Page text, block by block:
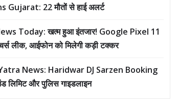
Gujarat: 22 मौतों से हाई अलर्ट
Today: खत्म हुआ इंतजार! Google Pixel 11
लीक, आईफोन को मिलेगी कड़ी टक्कर
News: Haridwar DJ Sarzen Booking
लिमिट और पुलिस गाइडलाइन